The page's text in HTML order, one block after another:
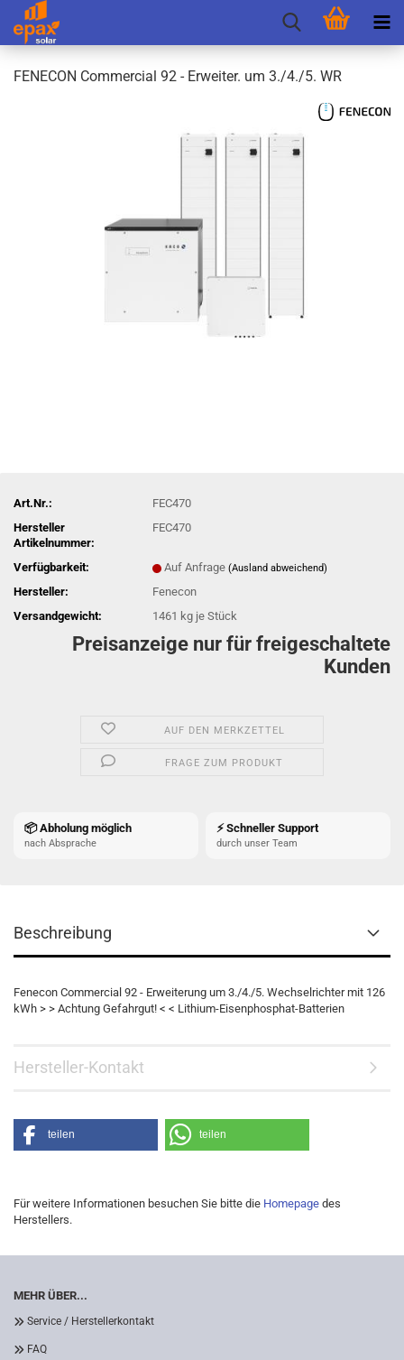
FEN­E­CON Com­mer­cial 92 - Er­wei­ter. um 3./4./5. WR
Art.Nr.:
FEC470
Hersteller
Artikelnummer:
FEC470
Verfügbarkeit: Auf Anfrage (Ausland abweichend)
Hersteller:
Fenecon
Versandgewicht:
1461 kg je Stück
Preisanzeige nur für freigeschaltete
Kunden
AUF DEN MERKZETTEL
FRAGE ZUM PRODUKT
📦 Abholung möglich
nach Absprache
⚡ Schneller Support
durch unser Team
Beschreibung
Fenecon Commercial 92 - Erweiterung um 3./4./5. Wechselrichter mit 126
kWh > > Achtung Gefahrgut! < < Lithium-Eisenphosphat-Batterien
Hersteller-Kontakt
teilen teilen
Für weitere Informationen besuchen Sie bitte die Homepage des
Herstellers.
MEHR ÜBER...
Service / Herstellerkontakt
FAQ